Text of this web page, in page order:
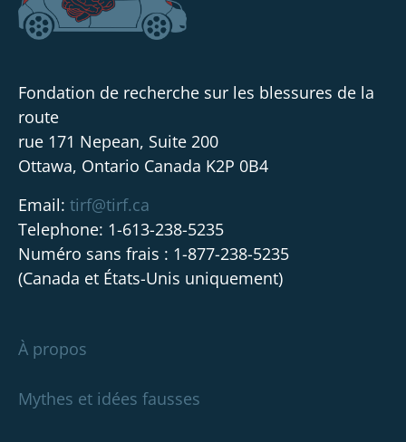
Fondation de recherche sur les blessures de la
route
rue 171 Nepean, Suite 200
Ottawa, Ontario Canada K2P 0B4
Email: tirf@tirf.ca
Telephone: 1-613-238-5235
Numéro sans frais : 1-877-238-5235
(Canada et États-Unis uniquement)
À propos
Mythes et idées fausses